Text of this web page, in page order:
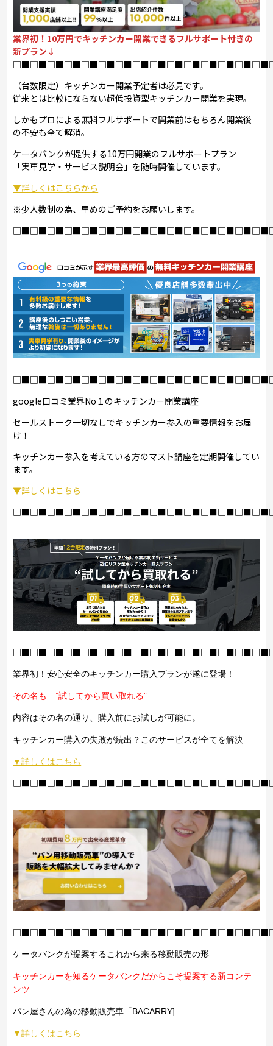
業界初！10万円でキッチンカー開業できるフルサポート付きの
新プラン↓
（台数限定）キッチンカー開業予定者は必見です。
従来とは比較にならない超低投資型キッチンカー開業を実現。
しかもプロによる無料フルサポートで開業前はもちろん開業後
の不安も全て解消。
ケータバンクが提供する10万円開業のフルサポートプラン
「実車見学・サービス説明会」を随時開催しています。
▼詳しくはこちらから
※少人数制の為、早めのご予約をお願いします。
google口コミ業界No１のキッチンカー開業講座
セールストーク一切なしでキッチンカー参入の重要情報をお届
け！
キッチンカー参入を考えている方のマスト講座を定期開催してい
ます。
▼詳しくはこちら
業界初！安心安全のキッチンカー購入プランが遂に登場！
その名も ”試してから買い取れる”
内容はその名の通り、購入前にお試しが可能に。
キッチンカー購入の失敗が続出？このサービスが全てを解決
▼詳しくはこちら
ケータバンクが提案するこれから来る移動販売の形
キッチンカーを知るケータバンクだからこそ提案する新コンテ
ンツ
パン屋さんの為の移動販売車「BACARRY]
▼詳しくはこちら